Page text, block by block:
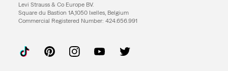
Levi Strauss & Co Europe BV.
Square du Bastion 1A,1050 Ixelles, Belgium
Commercial Registered Number: 424.656.991